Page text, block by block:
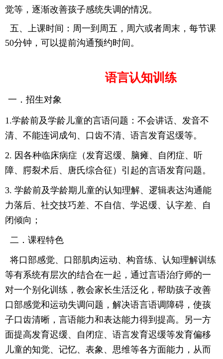
觉等，逐渐改善孩子感统失调的情况。
五、上课时间：周一到周五，周六或者周末，每节课
50分钟，可以提前沟通预约时间。
语言认知训练
一．招生对象
1.学龄前及学龄儿童的言语问题：不会讲话、发音不
清、不能连词成句、口齿不清、语言发育迟缓等。
2. 因各种临床病症（发育迟缓、脑瘫、自闭症、听
障、腭裂术后、 唐氏综合征）引起的言语发育问题。
3. 学龄前及学龄期儿童的认知理解、逻辑表达沟通能
力落后、社交技巧差、不自信、学迟缓、认字差、自
闭倾向；
二．课程特色
将口部感觉、口部肌肉运动、构音练、认知理解训练
等有系统有层次的结合在一起，通过言语治疗师的一
对一个别化训练，教会家长生活泛化，帮助孩子改善
口部感觉和运动失调问题，解决语言语调障碍，使孩
子口齿清晰，言语能力和表达能力得到提高。另一方
面提高发育迟缓、自闭症、语言发育迟缓等发育偏移
儿童的知觉、记忆、表象、思维等各方面能力，从而